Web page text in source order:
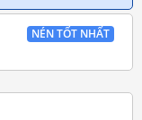
NÉN TỐT NHẤT